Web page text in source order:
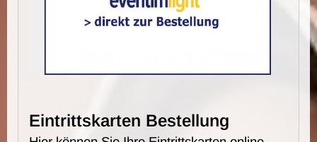
Eintrittskarten Bestellung